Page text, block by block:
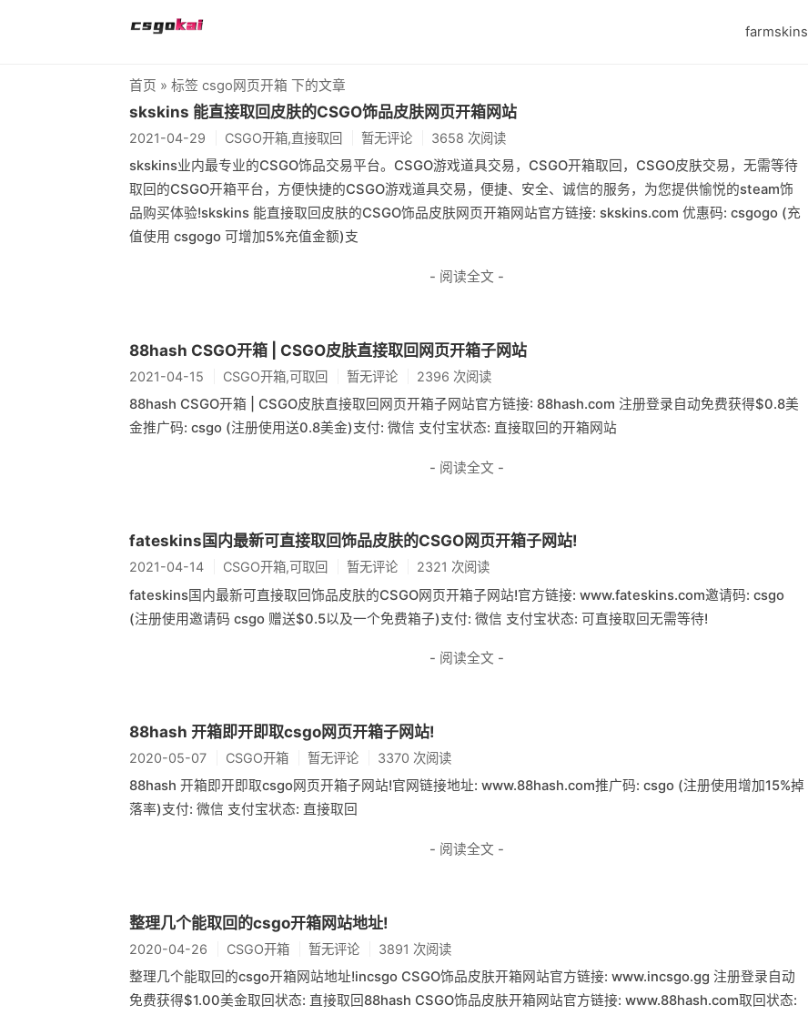
farmskins
首页 » 标签 csgo网页开箱 下的文章
skskins 能直接取回皮肤的CSGO饰品皮肤网页开箱网站
2021-04-29 CSGO开箱,直接取回 暂无评论 3658 次阅读
skskins业内最专业的CSGO饰品交易平台。CSGO游戏道具交易，CSGO开箱取回，CSGO皮肤交易，无需等待
取回的CSGO开箱平台，方便快捷的CSGO游戏道具交易，便捷、安全、诚信的服务，为您提供愉悦的steam饰
品购买体验!skskins 能直接取回皮肤的CSGO饰品皮肤网页开箱网站官方链接: skskins.com 优惠码: csgogo (充
值使用 csgogo 可增加5%充值金额)支
- 阅读全文 -
88hash CSGO开箱 | CSGO皮肤直接取回网页开箱子网站
2021-04-15 CSGO开箱,可取回 暂无评论 2396 次阅读
88hash CSGO开箱 | CSGO皮肤直接取回网页开箱子网站官方链接: 88hash.com 注册登录自动免费获得$0.8美
金推广码: csgo (注册使用送0.8美金)支付: 微信 支付宝状态: 直接取回的开箱网站
- 阅读全文 -
fateskins国内最新可直接取回饰品皮肤的CSGO网页开箱子网站!
2021-04-14 CSGO开箱,可取回 暂无评论 2321 次阅读
fateskins国内最新可直接取回饰品皮肤的CSGO网页开箱子网站!官方链接: www.fateskins.com邀请码: csgo
(注册使用邀请码 csgo 赠送$0.5以及一个免费箱子)支付: 微信 支付宝状态: 可直接取回无需等待!
- 阅读全文 -
88hash 开箱即开即取csgo网页开箱子网站!
2020-05-07 CSGO开箱 暂无评论 3370 次阅读
88hash 开箱即开即取csgo网页开箱子网站!官网链接地址: www.88hash.com推广码: csgo (注册使用增加15%掉
落率)支付: 微信 支付宝状态: 直接取回
- 阅读全文 -
整理几个能取回的csgo开箱网站地址!
2020-04-26 CSGO开箱 暂无评论 3891 次阅读
整理几个能取回的csgo开箱网站地址!incsgo CSGO饰品皮肤开箱网站官方链接: www.incsgo.gg 注册登录自动
免费获得$1.00美金取回状态: 直接取回88hash CSGO饰品皮肤开箱网站官方链接: www.88hash.com取回状态: